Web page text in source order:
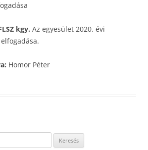
kgy. Az egyesület 2020. évi
Homor Péter